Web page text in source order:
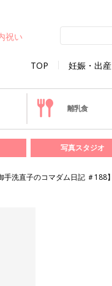
TOP 妊娠・出産
祝い
離乳食
写真スタジオ
洗直子のコマダム日記 ＃188】